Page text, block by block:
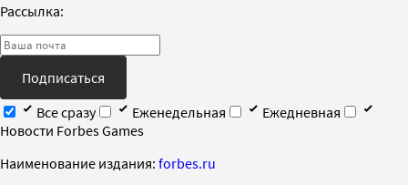
Рассылка:
Подписаться
Все сразу
Еженедельная
Ежедневная
Новости Forbes Games
Наименование издания: forbes.ru